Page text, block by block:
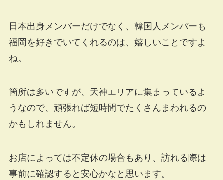
日本出身メンバーだけでなく、韓国人メンバーも
福岡を好きでいてくれるのは、嬉しいことですよ
ね。
箇所は多いですが、天神エリアに集まっているよ
うなので、頑張れば短時間でたくさんまわれるの
かもしれません。
お店によっては不定休の場合もあり、訪れる際は
事前に確認すると安心かなと思います。